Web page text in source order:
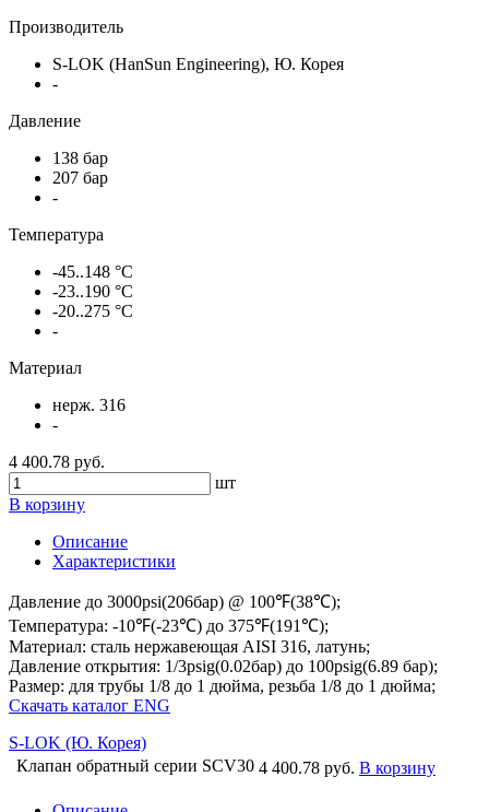
Производитель
S-LOK (HanSun Engineering), Ю. Корея
-
Давление
138 бар
207 бар
-
Температура
-45..148 °C
-23..190 °C
-20..275 °C
-
Материал
нерж. 316
-
4 400.78 руб.
шт
В корзину
Описание
Характеристики
Давление до 3000psi(206бар) @ 100℉(38℃);
Температура: -10℉(-23℃) до 375℉(191℃);
Материал: сталь нержавеющая AISI 316, латунь;
Давление открытия: 1/3psig(0.02бар) до 100psig(6.89 бар);
Размер: для трубы 1/8 до 1 дюйма, резьба 1/8 до 1 дюйма;
Скачать каталог ENG
S-LOK (Ю. Корея)
Клапан обратный серии SCV30 4 400.78 руб. В корзину